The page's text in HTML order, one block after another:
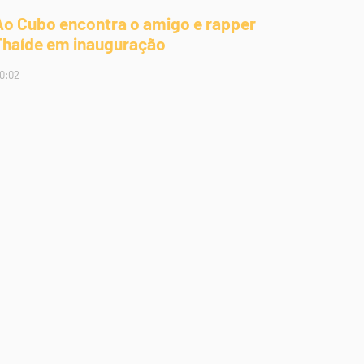
Cubo encontra o amigo e rapper
em inauguração